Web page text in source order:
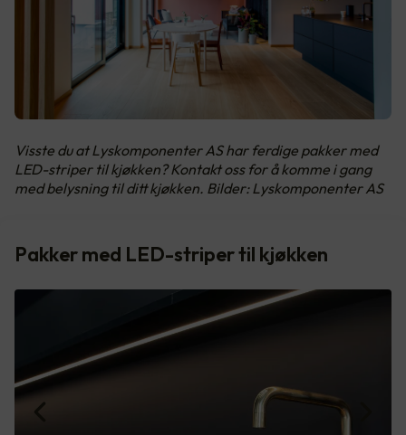
Visste du at Lyskomponenter AS har ferdige pakker med
LED-striper til kjøkken? Kontakt oss for å komme i gang
med belysning til ditt kjøkken. Bilder: Lyskomponenter AS
Pakker med LED-striper til kjøkken